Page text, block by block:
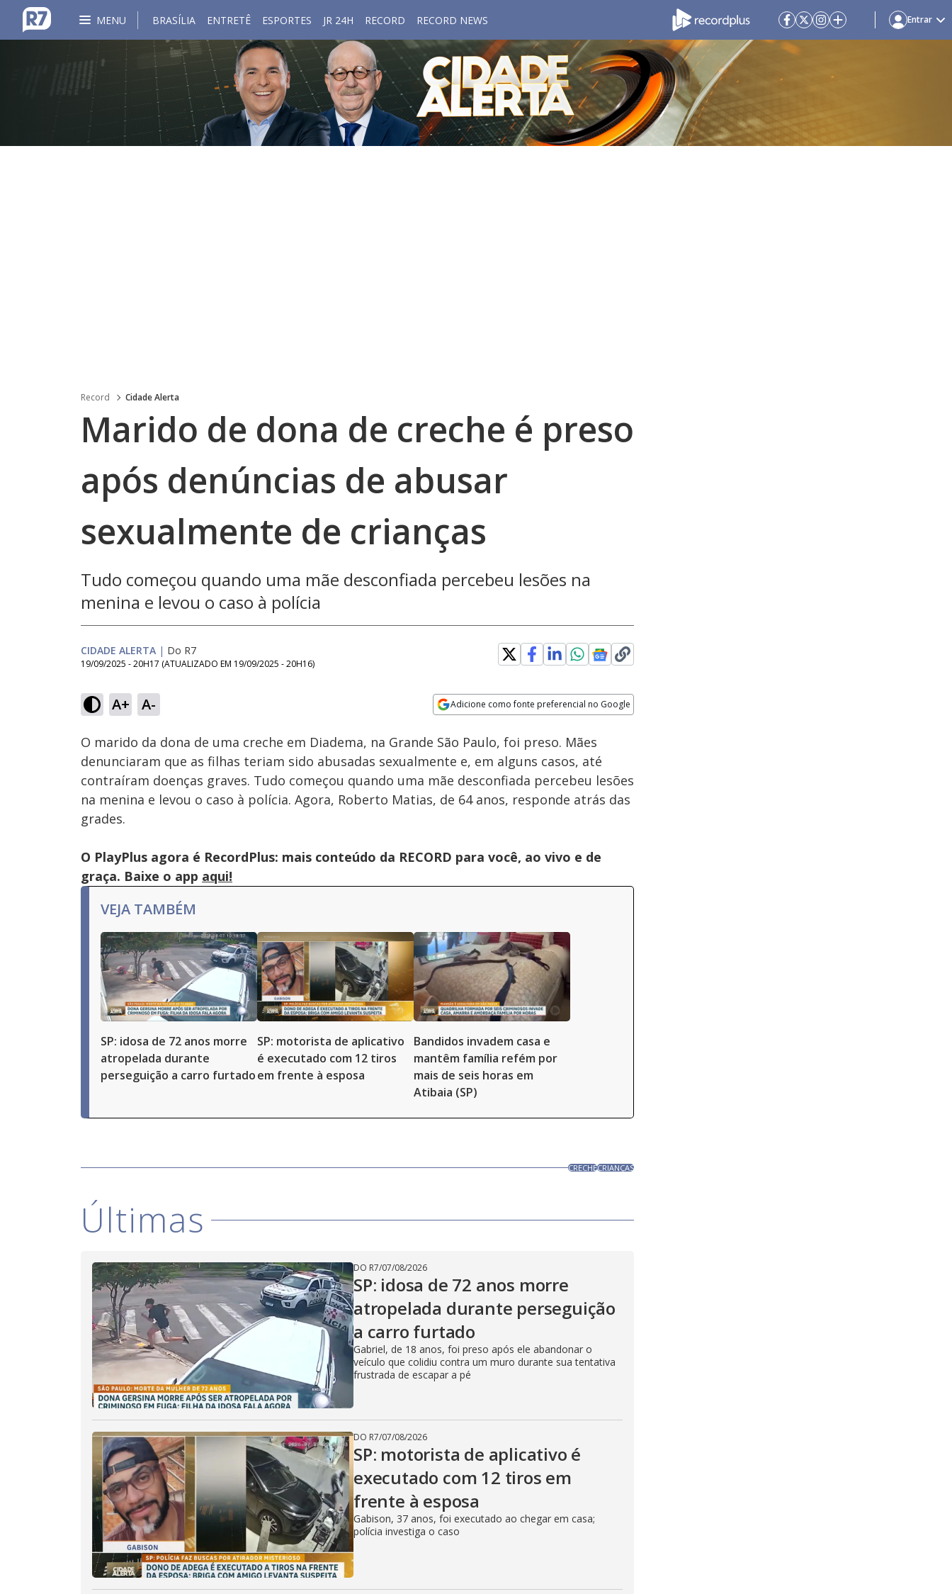
MENU BRASÍLIA ENTRETÊ ESPORTES JR 24H RECORD RECORD NEWS Entrar
Record Cidade Alerta
Marido de dona de creche é preso
após denúncias de abusar
sexualmente de crianças
Tudo começou quando uma mãe desconfiada percebeu lesões na
menina e levou o caso à polícia
CIDADE ALERTA | Do R7
19/09/2025 - 20H17 (ATUALIZADO EM 19/09/2025 - 20H16)
A+ A- Adicione como fonte preferencial no Google
Ativar
Som
17.43%
Velocidade
O marido da dona de uma creche em Diadema, na Grande São Paulo, foi preso. Mães
denunciaram que as filhas teriam sido abusadas sexualmente e, em alguns casos, até
contraíram doenças graves. Tudo começou quando uma mãe desconfiada percebeu lesões
na menina e levou o caso à polícia. Agora, Roberto Matias, de 64 anos, responde atrás das
grades.
O PlayPlus agora é RecordPlus: mais conteúdo da RECORD para você, ao vivo e de
graça. Baixe o app aqui!
VEJA TAMBÉM
SP: idosa de 72 anos morre
atropelada durante
perseguição a carro furtado
SP: motorista de aplicativo
é executado com 12 tiros
em frente à esposa
Bandidos invadem casa e
mantêm família refém por
mais de seis horas em
Atibaia (SP)
CRECHECRIANÇAS
Últimas
DO R7/07/08/2026
SP: idosa de 72 anos morre
atropelada durante perseguição
a carro furtado
Gabriel, de 18 anos, foi preso após ele abandonar o
veículo que colidiu contra um muro durante sua tentativa
frustrada de escapar a pé
DO R7/07/08/2026
SP: motorista de aplicativo é
executado com 12 tiros em
frente à esposa
Gabison, 37 anos, foi executado ao chegar em casa;
polícia investiga o caso